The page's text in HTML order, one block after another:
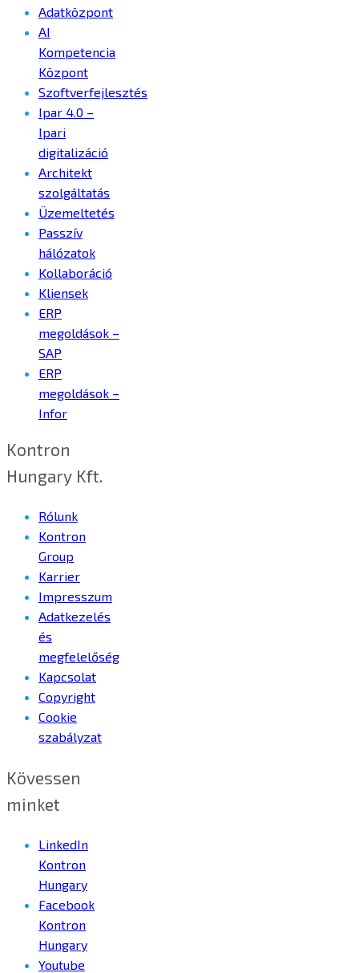
Adatközpont
AI
Kompetencia
Központ
Szoftverfejlesztés
Ipar 4.0 –
Ipari
digitalizáció
Architekt
szolgáltatás
Üzemeltetés
Passzív
hálózatok
Kollaboráció
Kliensek
ERP
megoldások –
SAP
ERP
megoldások –
Infor
Kontron
Hungary Kft.
Rólunk
Kontron
Group
Karrier
Impresszum
Adatkezelés
és
megfelelőség
Kapcsolat
Copyright
Cookie
szabályzat
Kövessen
minket
LinkedIn
Kontron
Hungary
Facebook
Kontron
Hungary
Youtube